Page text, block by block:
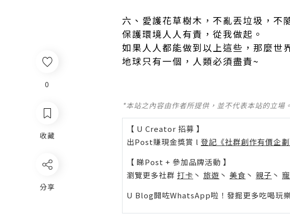
0
收藏
分享
六、愛護花草樹木，不亂丟垃圾，不
保護環境人人有責，從我做起。
如果人人都能做到以上這些，那麼世
地球只有一個，人類必須盡責~
*本站之內容由作者所提供，並不代表本站的立
【 U Creator 招募 】
出Post賺現金獎賞 l 登記《社群創作有價企劃
【 睇Post + 參加品牌活動 】
瀏覽更多社群 打卡 丶 旅遊 丶 美食 丶 親子 丶
U Blog開咗WhatsApp啦！發掘更多吃喝玩